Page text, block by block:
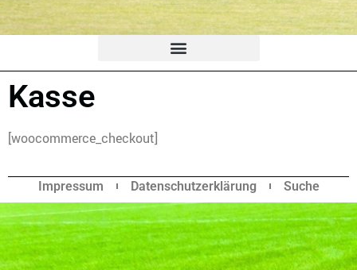
Kasse
[woocommerce_checkout]
Impressum Datenschutzerklärung Suche